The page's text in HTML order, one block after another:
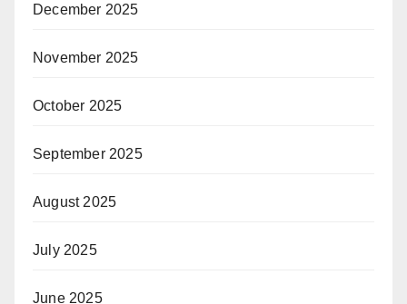
December 2025
November 2025
October 2025
September 2025
August 2025
July 2025
June 2025